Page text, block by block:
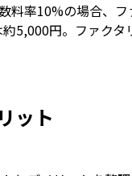
料率10%の場合、
5,000円。ファク
ット